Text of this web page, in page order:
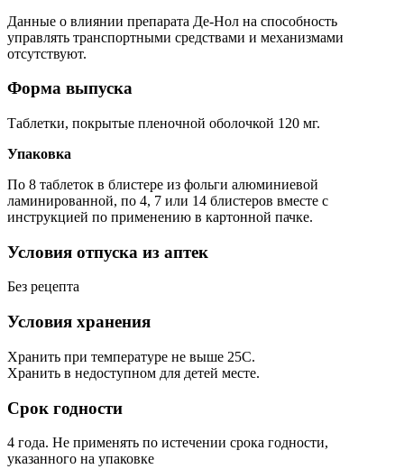
Данные о влиянии препарата Де-Нол на способность
управлять транспортными средствами и механизмами
отсутствуют.
Форма выпуска
Таблетки, покрытые пленочной оболочкой 120 мг.
Упаковка
По 8 таблеток в блистере из фольги алюминиевой
ламинированной, по 4, 7 или 14 блистеров вместе с
инструкцией по применению в картонной пачке.
Условия отпуска из аптек
Без рецепта
Условия хранения
Хранить при температуре не выше 25С.
Хранить в недоступном для детей месте.
Срок годности
4 года. Не применять по истечении срока годности,
указанного на упаковке